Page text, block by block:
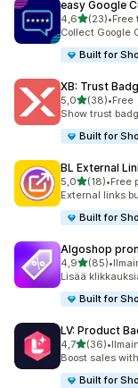
easy Google
4,6/ 5 tähteä
(23)
23 arvostelua
•Free
Collect Google
Built for
XB: Trust
5,0/ 5 tähteä
(38)
38 arvostelua
•Free
Show trust
Built for
BL External
5,0/ 5 tähteä
(18)
18 arvostelua
•Free
External links
Built for
Algoshop
4,9/ 5 tähteä
(85)
85 arvostelua
•
Lisää
Built for
LV: Product
4,7/ 5 tähteä
(36)
36 arvostelua
•
Boost sales
Built for